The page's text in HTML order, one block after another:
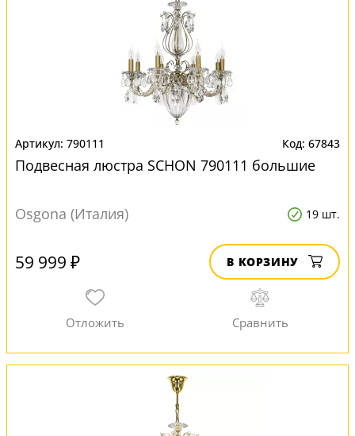
790111 67843
Подвесная люстра SCHON 790111 большие
Osgona (Италия) 19 шт.
59 999 ₽ В КОРЗИНУ